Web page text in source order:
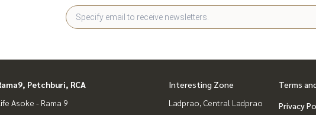
Petchburi, RCA
Asoke - Rama 9
Interesting Zone
Ladprao, Central Ladprao
Terms
Privacy